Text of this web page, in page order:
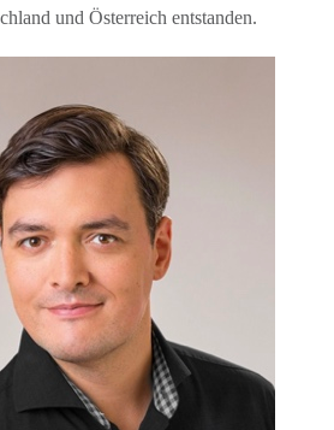
und Österreich entstanden.